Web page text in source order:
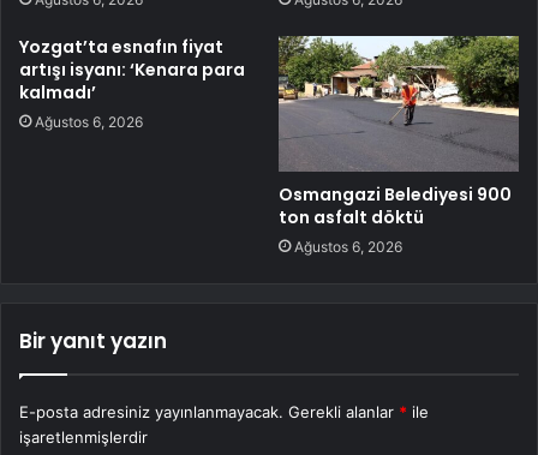
Yozgat’ta esnafın fiyat
artışı isyanı: ‘Kenara para
kalmadı’
Ağustos 6, 2026
Osmangazi Belediyesi 900
ton asfalt döktü
Ağustos 6, 2026
Bir yanıt yazın
E-posta adresiniz yayınlanmayacak. Gerekli alanlar * ile
işaretlenmişlerdir